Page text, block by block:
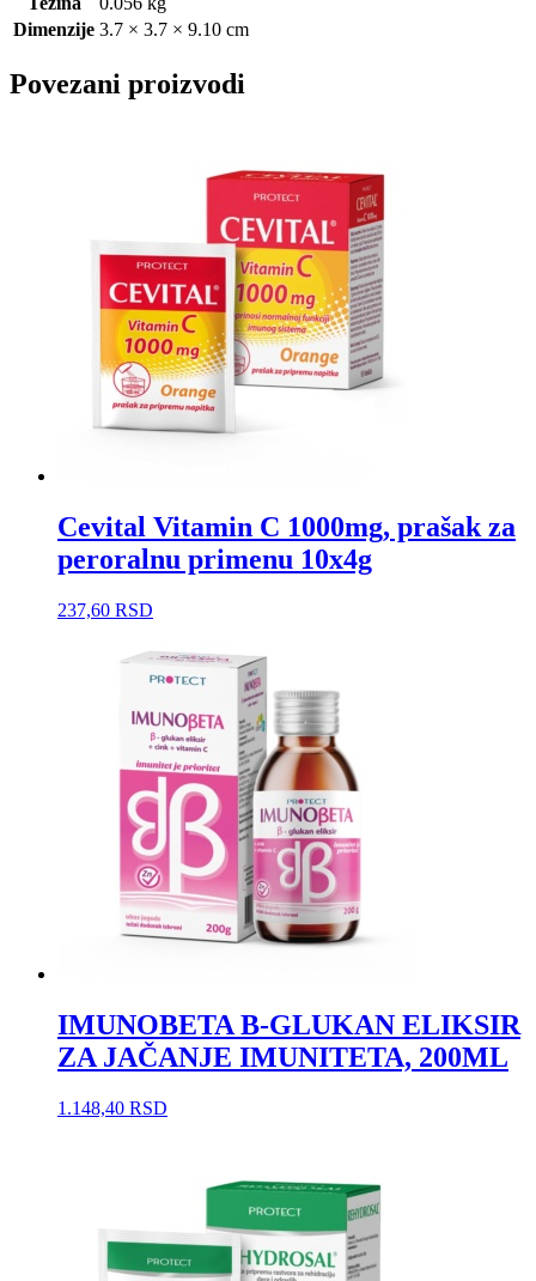
Dimenzije 3.7 × 3.7 × 9.10 cm
Povezani proizvodi
Cevital Vitamin C 1000mg, prašak za
peroralnu primenu 10x4g
237,60 RSD
IMUNOBETA Β-GLUKAN ELIKSIR
ZA JAČANJE IMUNITETA, 200ML
1.148,40 RSD